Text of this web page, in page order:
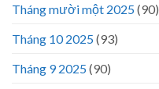
Tháng mười một 2025(90)
Tháng 10 2025(93)
Tháng 9 2025(90)